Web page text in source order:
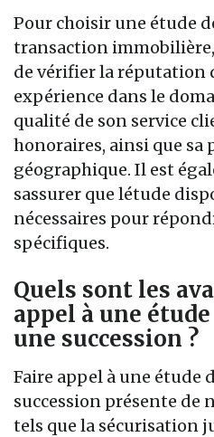
Pour choisir une étude
transaction
de vérifier la réputation
expérience dans le
qualité de son service
honoraires, ainsi que sa
géographique. Il est
sassurer que létude
nécessaires pour
spécifiques.
Quels sont les
appel à une
une succession ?
Faire appel à une étude
succession présente de
tels que la sécurisation